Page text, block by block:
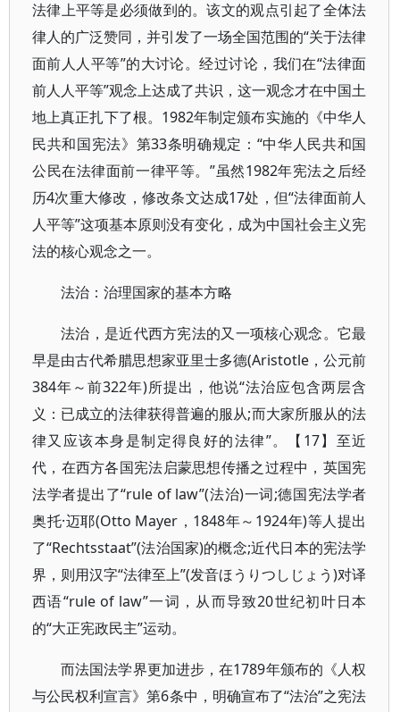
法律上平等是必须做到的。该文的观点引起了全体法
律人的广泛赞同，并引发了一场全国范围的“关于法律
面前人人平等”的大讨论。经过讨论，我们在“法律面
前人人平等”观念上达成了共识，这一观念才在中国土
地上真正扎下了根。1982年制定颁布实施的《中华人
民共和国宪法》第33条明确规定：“中华人民共和国
公民在法律面前一律平等。”虽然1982年宪法之后经
历4次重大修改，修改条文达成17处，但“法律面前人
人平等”这项基本原则没有变化，成为中国社会主义宪
法的核心观念之一。
法治：治理国家的基本方略
法治，是近代西方宪法的又一项核心观念。它最
早是由古代希腊思想家亚里士多德(Aristotle，公元前
384年～前322年)所提出，他说“法治应包含两层含
义：已成立的法律获得普遍的服从;而大家所服从的法
律又应该本身是制定得良好的法律”。【17】至近
代，在西方各国宪法启蒙思想传播之过程中，英国宪
法学者提出了“rule of law”(法治)一词;德国宪法学者
奥托·迈耶(Otto Mayer，1848年～1924年)等人提出
了“Rechtsstaat”(法治国家)的概念;近代日本的宪法学
界，则用汉字“法律至上”(发音ほうりつしじょう)对译
西语“rule of law”一词，从而导致20世纪初叶日本
的“大正宪政民主”运动。
而法国法学界更加进步，在1789年颁布的《人权
与公民权利宣言》第6条中，明确宣布了“法治”之宪法